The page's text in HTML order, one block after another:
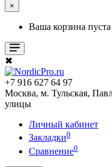
×
Ваша корзина
✖
+7 916 627 64 97
Москва, м. Тульская,
улицы
Личный кабинет
Закладки0
Сравнение0